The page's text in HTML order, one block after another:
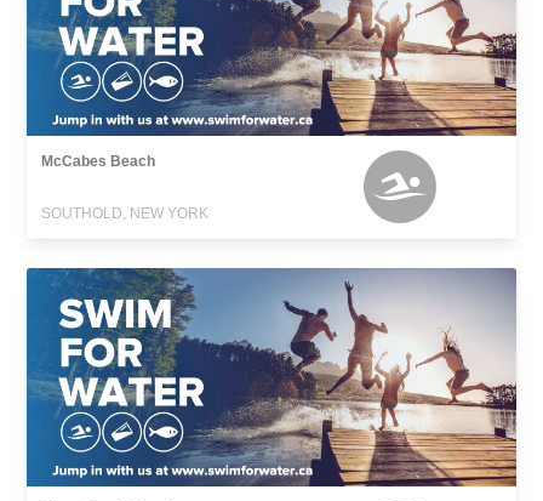
McCabes Beach
SOUTHOLD, NEW YORK